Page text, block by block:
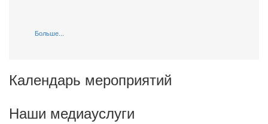
Больше...
Календарь мероприятий
Наши медиауслуги